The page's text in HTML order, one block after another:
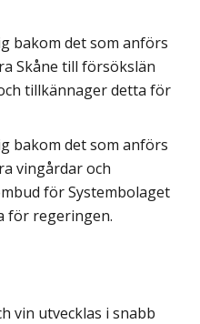
bakom det som anförs
Skåne till försökslän
tillkännager detta för
bakom det som anförs
vingårdar och
för Systembolaget
för regeringen.
vin utvecklas i snabb